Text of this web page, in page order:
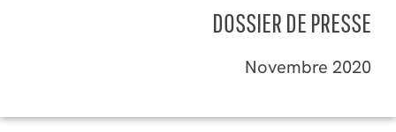
DOSSIER DE PRESSE
Novembre 2020